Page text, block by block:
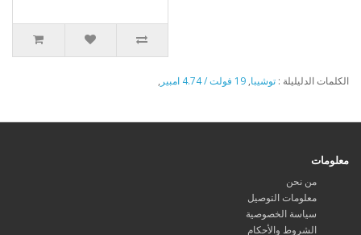
الكلمات الدليليلة : توشيبا,19 فولت / 4.74 امبير ,
معلومات
من نحن
معلومات التوصيل
سياسة الخصوصية
الشروط والأحكام